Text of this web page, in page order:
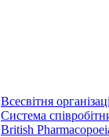
Всесвітня
Система
British